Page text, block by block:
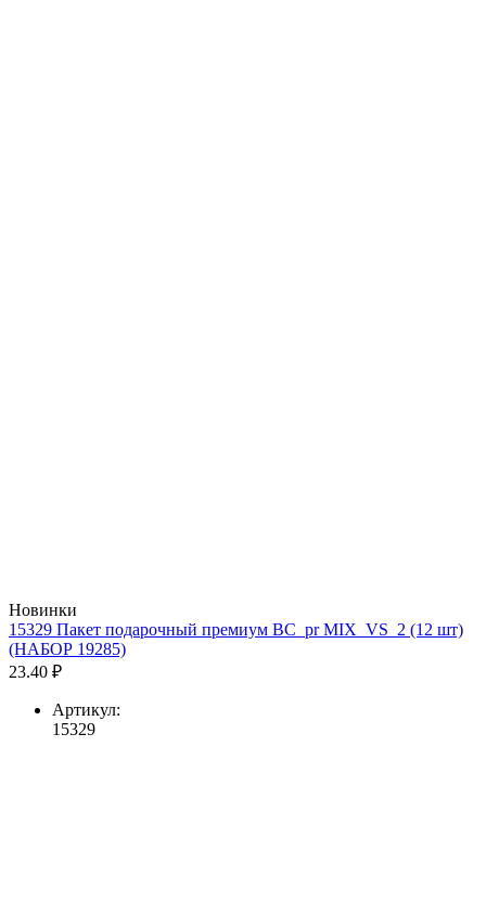
Новинки
15329 Пакет подарочный премиум BC_pr MIX_VS_2 (12 шт)
(НАБОР 19285)
23.40 ₽
Артикул:
15329